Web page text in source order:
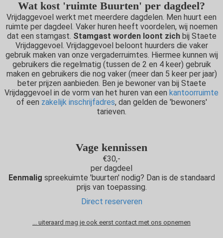
Wat kost 'ruimte Buurten' per dagdeel?
Vrijdaggevoel werkt met meerdere dagdelen. Men huurt een
ruimte per dagdeel. Vaker huren heeft voordelen, wij noemen
dat een stamgast. Stamgast worden loont zichbij Staete
Vrijdaggevoel. Vrijdaggevoel beloont huurders die vaker
gebruik maken van onze vergaderruimtes. Hiermee kunnen wij
gebruikers die regelmatig (tussen de 2 en 4 keer) gebruik
maken en gebruikers die nog vaker (meer dan 5 keer per jaar)
beter prijzen aanbieden. Ben je bewoner van bij Staete
Vrijdaggevoel in de vorm van het huren van een kantoorruimte
of een zakelijk inschrijfadres, dan gelden de 'bewoners'
tarieven.
Vage kennissen
€30,-
per dagdeel
Eenmalig spreekuimte 'buurten' nodig? Dan is de standaard
prijs van toepassing.
Direct reserveren
... uiteraard mag je ook eerst contact met ons opnemen